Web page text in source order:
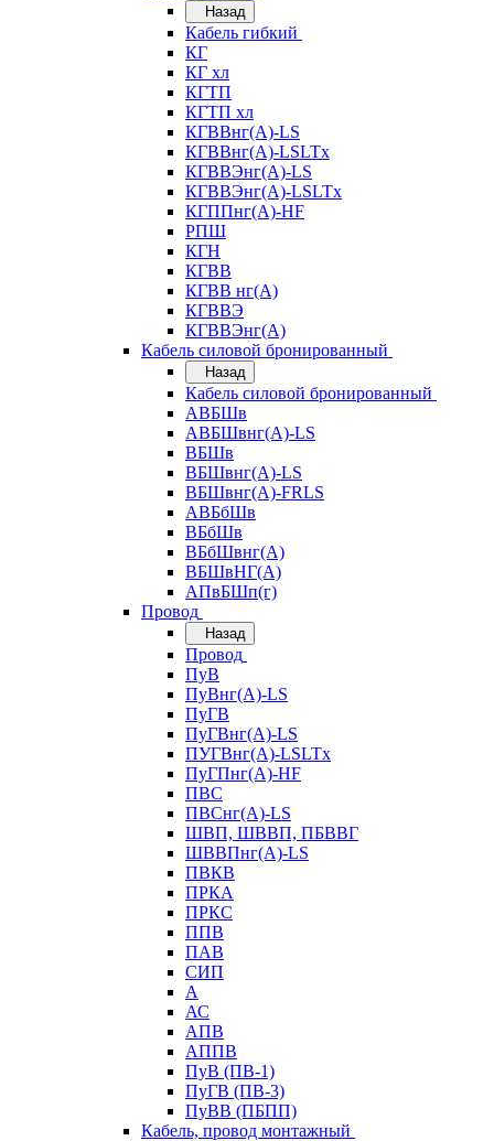
Назад
Кабель гибкий
КГ
КГ хл
КГТП
КГТП хл
КГВВнг(А)-LS
КГВВнг(А)-LSLTx
КГВВЭнг(А)-LS
КГВВЭнг(А)-LSLTx
КГППнг(А)-HF
РПШ
КГН
КГВВ
КГВВ нг(А)
КГВВЭ
КГВВЭнг(А)
Кабель силовой бронированный
Назад
Кабель силовой бронированный
АВБШв
АВБШвнг(А)-LS
ВБШв
ВБШвнг(А)-LS
ВБШвнг(А)-FRLS
АВБбШв
ВБбШв
ВБбШвнг(А)
ВБШвНГ(А)
АПвБШп(г)
Провод
Назад
Провод
ПуВ
ПуВнг(А)-LS
ПуГВ
ПуГВнг(А)-LS
ПУГВнг(А)-LSLTx
ПуГПнг(А)-HF
ПВС
ПВСнг(А)-LS
ШВП, ШВВП, ПБВВГ
ШВВПнг(А)-LS
ПВКВ
ПРКА
ПРКС
ППВ
ПАВ
СИП
А
АС
АПВ
АППВ
ПуВ (ПВ-1)
ПуГВ (ПВ-3)
ПуВВ (ПБПП)
Кабель, провод монтажный